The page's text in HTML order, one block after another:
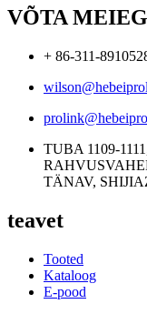
VÕTA
+ 86-311-
TUBA 1109-
TÄNAV,
teavet
Tooted
Kataloog
E-pood